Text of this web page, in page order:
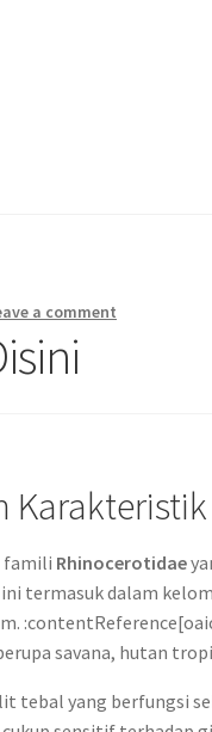
a comment
famili Rhinocerotidae
ini termasuk dalam
savana, hutan
tebal yang berfungsi